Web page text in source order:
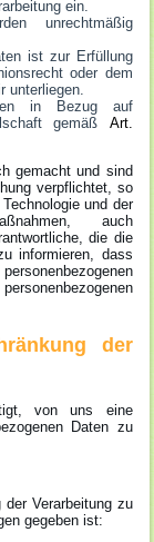
ein.
unrechtmäßig
ist zur Erfüllung
oder dem
unterliegen.
in Bezug auf
gemäß Art.
gemacht und sind
verpflichtet, so
und der
auch
die die
informieren, dass
der
von uns eine
Daten zu
Verarbeitung zu
gegeben ist: